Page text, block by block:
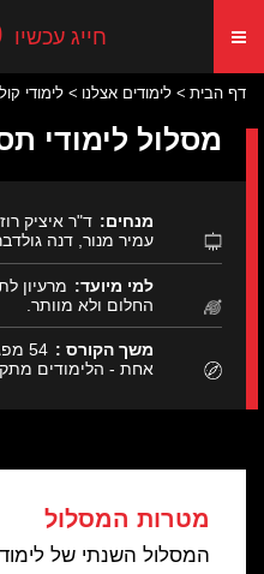
חייג עכשיו
דף הבית לימודים אצלנו לימודי
מסלול לימודי
מנחים: ד"ר איציק
עמיר מנור, דנה
למי מיועד: מרעיון
החלום ולא מוותר.
משך הקורס :
54
אחת - הלימודים
מטרות המסלול
המסלול השנתי של